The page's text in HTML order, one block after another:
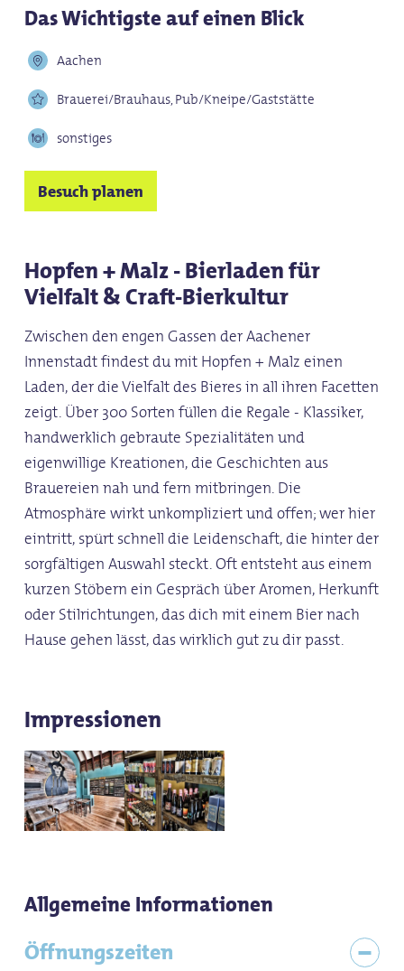
Das Wichtigste auf einen Blick
Aachen
Brauerei/Brauhaus, Pub/Kneipe/Gaststätte
sonstiges
Besuch planen
Hopfen + Malz - Bierladen für
Vielfalt & Craft-Bierkultur
Zwischen den engen Gassen der Aachener
Innenstadt findest du mit Hopfen + Malz einen
Laden, der die Vielfalt des Bieres in all ihren Facetten
zeigt. Über 300 Sorten füllen die Regale - Klassiker,
handwerklich gebraute Spezialitäten und
eigenwillige Kreationen, die Geschichten aus
Brauereien nah und fern mitbringen. Die
Atmosphäre wirkt unkompliziert und offen; wer hier
eintritt, spürt schnell die Leidenschaft, die hinter der
sorgfältigen Auswahl steckt. Oft entsteht aus einem
kurzen Stöbern ein Gespräch über Aromen, Herkunft
oder Stilrichtungen, das dich mit einem Bier nach
Hause gehen lässt, das wirklich gut zu dir passt.
Impressionen
Allgemeine Informationen
Öffnungszeiten